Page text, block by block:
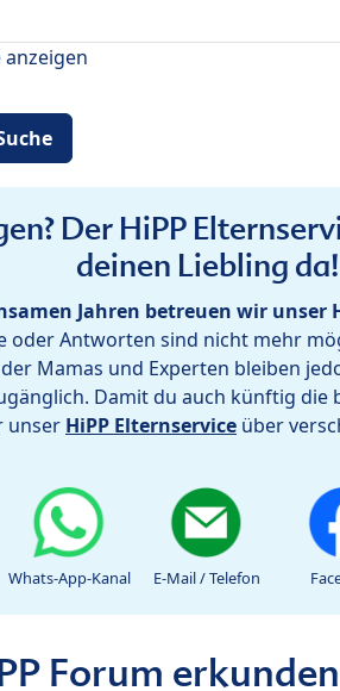
Der HiPP
deinen Liebling da!
Jahren betreuen wir unser
oder Antworten sind nicht mehr
Mamas und Experten bleiben
Damit du auch künftig die
unser HiPP Elternservice über
Whats-App-Kanal E-Mail / Telefon
Forum erkunden